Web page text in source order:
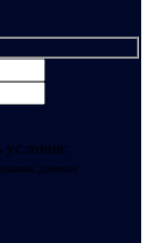
данных